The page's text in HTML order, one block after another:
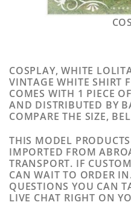
COSPLAY, WHITE
VINTAGE WHITE SHIRT
COMES WITH 1 PIECE
AND DISTRIBUTED BY
COMPARE THE SIZE,
THIS MODEL
IMPORTED FROM
TRANSPORT. IF
CAN WAIT TO ORDER
QUESTIONS YOU CAN
LIVE CHAT RIGHT ON